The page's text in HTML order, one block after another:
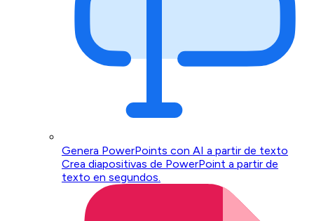
Genera PowerPoints con AI a partir de texto
Crea diapositivas de PowerPoint a partir de
texto en segundos.